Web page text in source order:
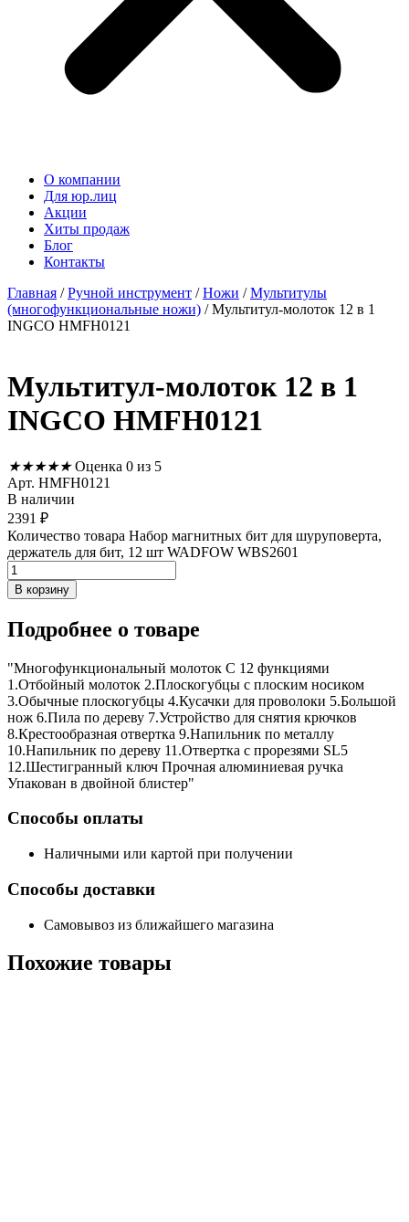
О компании
Для юр.лиц
Акции
Хиты продаж
Блог
Контакты
Главная /Ручной инструмент /Ножи /Мультитулы
(многофункциональные ножи) / Мультитул-молоток 12 в 1
INGCO HMFH0121
Мультитул-молоток 12 в 1
INGCO HMFH0121
★★★★★ Оценка 0 из 5
Арт. HMFH0121
В наличии
2391 ₽
Количество товара Набор магнитных бит для шуруповерта,
держатель для бит, 12 шт WADFOW WBS2601
В корзину
Подробнее о товаре
"Многофункциональный молоток С 12 функциями
1.Отбойный молоток 2.Плоскогубцы с плоским носиком
3.Обычные плоскогубцы 4.Кусачки для проволоки 5.Большой
нож 6.Пила по дереву 7.Устройство для снятия крючков
8.Крестообразная отвертка 9.Напильник по металлу
10.Напильник по дереву 11.Отвертка с прорезями SL5
12.Шестигранный ключ Прочная алюминиевая ручка
Упакован в двойной блистер"
Способы оплаты
Наличными или картой при получении
Способы доставки
Самовывоз из ближайшего магазина
Похожие товары